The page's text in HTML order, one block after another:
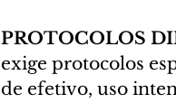
PROTOCOLOS
exige protocolos
de efetivo, uso